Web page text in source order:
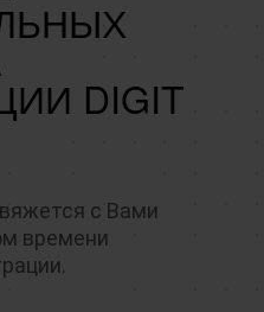
DIGIT
с Вами
времени